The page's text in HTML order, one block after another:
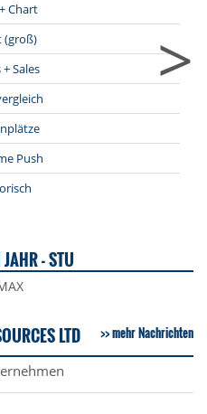
Chart
(groß)
Sales
Push
>
JAHR - STU
LTD mehr Nachrichten